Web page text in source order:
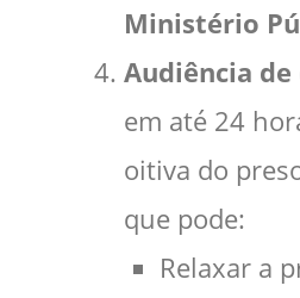
Ministério
Audiência
em até 24
oitiva do
que pode:
Relaxar a